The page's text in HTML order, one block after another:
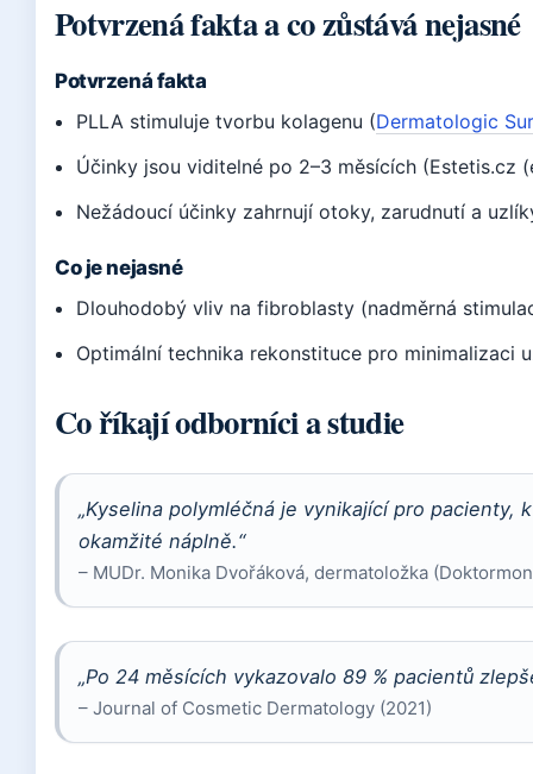
Potvrzená fakta a co zůstává nejasné
Potvrzená fakta
PLLA stimuluje tvorbu kolagenu (Dermatologic
Účinky jsou viditelné po 2–3 měsících (Estetis.cz
Nežádoucí účinky zahrnují otoky, zarudnutí a
Co je nejasné
Dlouhodobý vliv na fibroblasty (nadměrná
Optimální technika rekonstituce pro minimalizaci
Co říkají odborníci a studie
„Kyselina polymléčná je vynikající pro
okamžité náplně.“
– MUDr. Monika Dvořáková, dermatoložka
„Po 24 měsících vykazovalo 89 % pacientů
– Journal of Cosmetic Dermatology (2021)